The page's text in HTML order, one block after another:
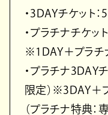
・3DAYチケット
・プラチナチケッ
※1DAY＋プラチ
・プラチナ3DAY
限定）※3DAY＋
（プラチナ特典：